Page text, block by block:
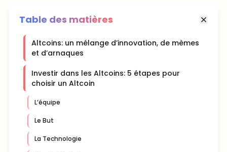
Table des matières
Altcoins: un mélange d’innovation, de mèmes
et d’arnaques
Investir dans les Altcoins: 5 étapes pour
choisir un Altcoin
L’équipe
Le But
La Technologie